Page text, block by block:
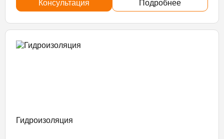
Консультация Подробнее
Гидроизоляция